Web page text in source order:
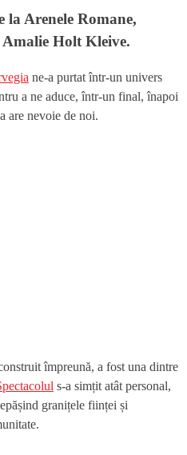
Arenele Romane,
Amalie Holt Kleive.
ne-a purtat într-un univers
a ne aduce, într-un final, înapoi
are nevoie de noi.
împreună, a fost una dintre
s-a simțit atât personal,
granițele ființei și